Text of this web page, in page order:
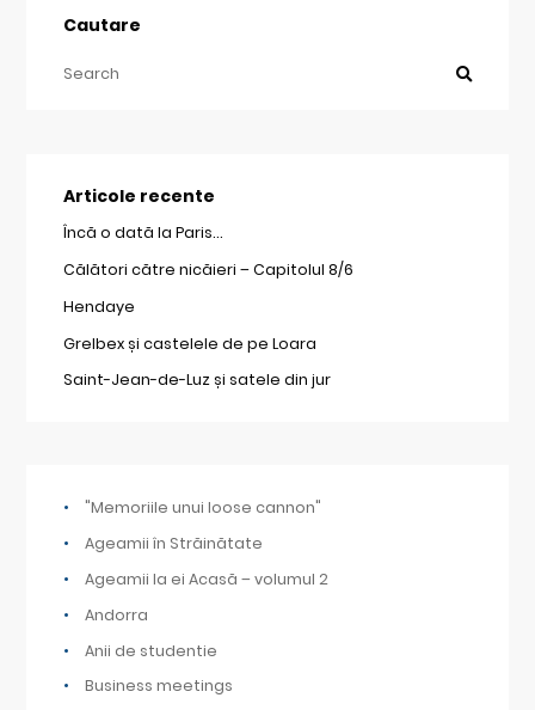
Cautare
Articole recente
Încă o dată la Paris…
Călători către nicăieri – Capitolul 8/6
Hendaye
Grelbex și castelele de pe Loara
Saint-Jean-de-Luz și satele din jur
"Memoriile unui loose cannon"
Ageamii în Străinătate
Ageamii la ei Acasă – volumul 2
Andorra
Anii de studentie
Business meetings